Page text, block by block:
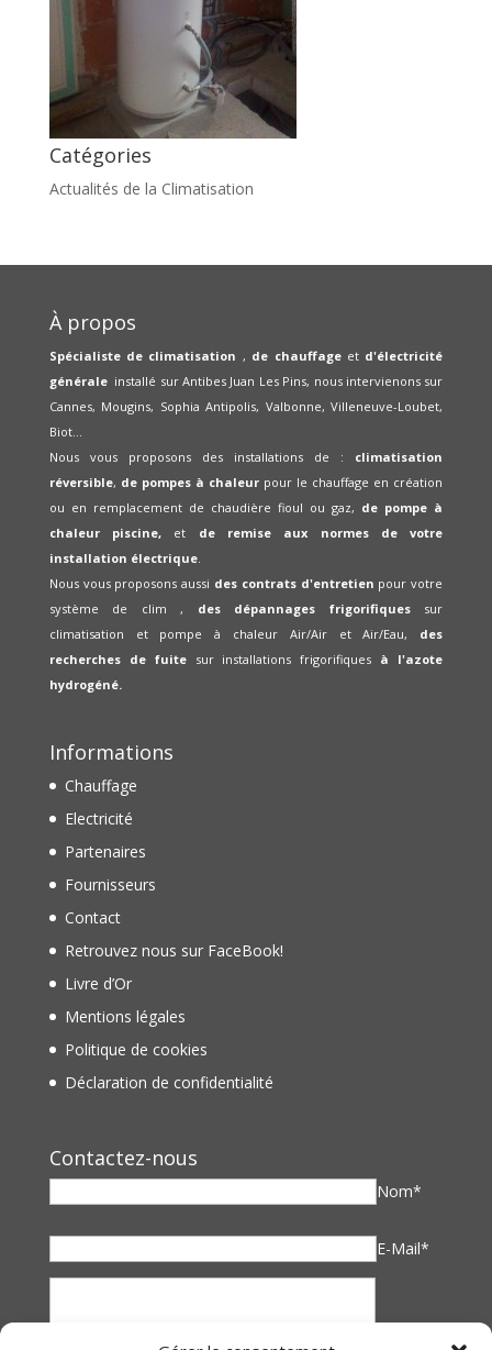
Catégories
Actualités de la Climatisation
À propos
Spécialiste de climatisation , de chauffageet d'électricité
générale installé sur Antibes Juan Les Pins, nous intervienons sur
Cannes, Mougins, Sophia Antipolis, Valbonne, Villeneuve-Loubet,
Biot...
Nous vous proposons des installations de : climatisation
réversible, de pompes à chaleurpour le chauffage en création
ou en remplacement de chaudière fioul ou gaz, de pompe à
chaleur piscine, et de remise aux normes de votre
installation électrique.
Nous vous proposons aussi des contrats d'entretien pour votre
système de clim , des dépannages frigorifiquessur
climatisation et pompe à chaleur Air/Air et Air/Eau, des
recherches de fuite sur installations frigorifiques à l'azote
hydrogéné.
Informations
Chauffage
Electricité
Partenaires
Fournisseurs
Contact
Retrouvez nous sur FaceBook!
Livre d’Or
Mentions légales
Politique de cookies
Déclaration de confidentialité
Contactez-nous
Nom*
E-Mail*